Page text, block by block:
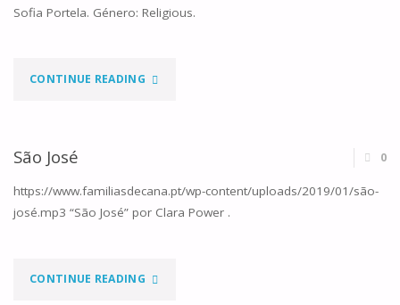
Sofia Portela. Género: Religious.
CONTINUE READING"VAI"
São José 0
https://www.familiasdecana.pt/wp-content/uploads/2019/01/são-
josé.mp3 “São José” por Clara Power .
CONTINUE READING"SÃO